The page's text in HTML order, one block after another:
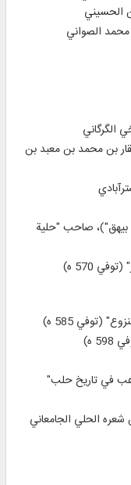
الحسيني
الصواني
الگرگاني
بن محمد بن معبد بن
بيهق")، صاحب "حلية
570 ه)
(توفي 585 ه)
ه)
في تاريخ حلب"
الحلي الجامعاني